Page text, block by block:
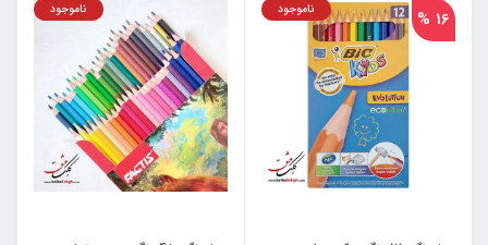
16 % ناموجود ناموجود